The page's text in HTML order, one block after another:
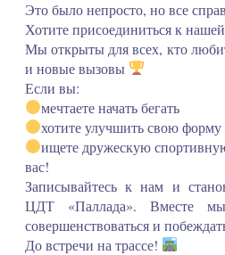
Это было непросто, но все
Хотите присоединиться к
Мы открыты для всех, кто
и новые вызовы
Если вы:
мечтаете начать бегать
хотите улучшить свою форму
ищете дружескую
вас!
Записывайтесь к нам и
ЦДТ «Паллада». Вместе
совершенствоваться и
До встречи на трассе!